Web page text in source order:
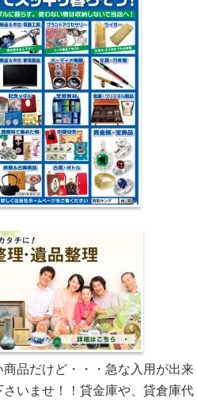
品だけど・・・急な入用が出来
いませ！！貸金庫や、貸倉庫代